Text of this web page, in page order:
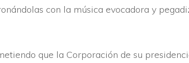
con la música evocadora y
que la Corporación de su